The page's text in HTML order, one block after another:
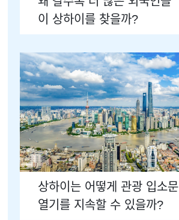
이 상하이를 찾을까?
상하이는 어떻게 관광 입소문
열기를 지속할 수 있을까?